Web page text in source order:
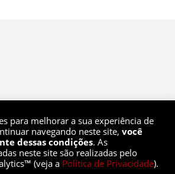
(51) 9 8436 2808
para melhorar a sua experiência de
navegando neste site, você
dessas condições. As
neste site são realizadas pelo
(veja a Política de Privacidade).